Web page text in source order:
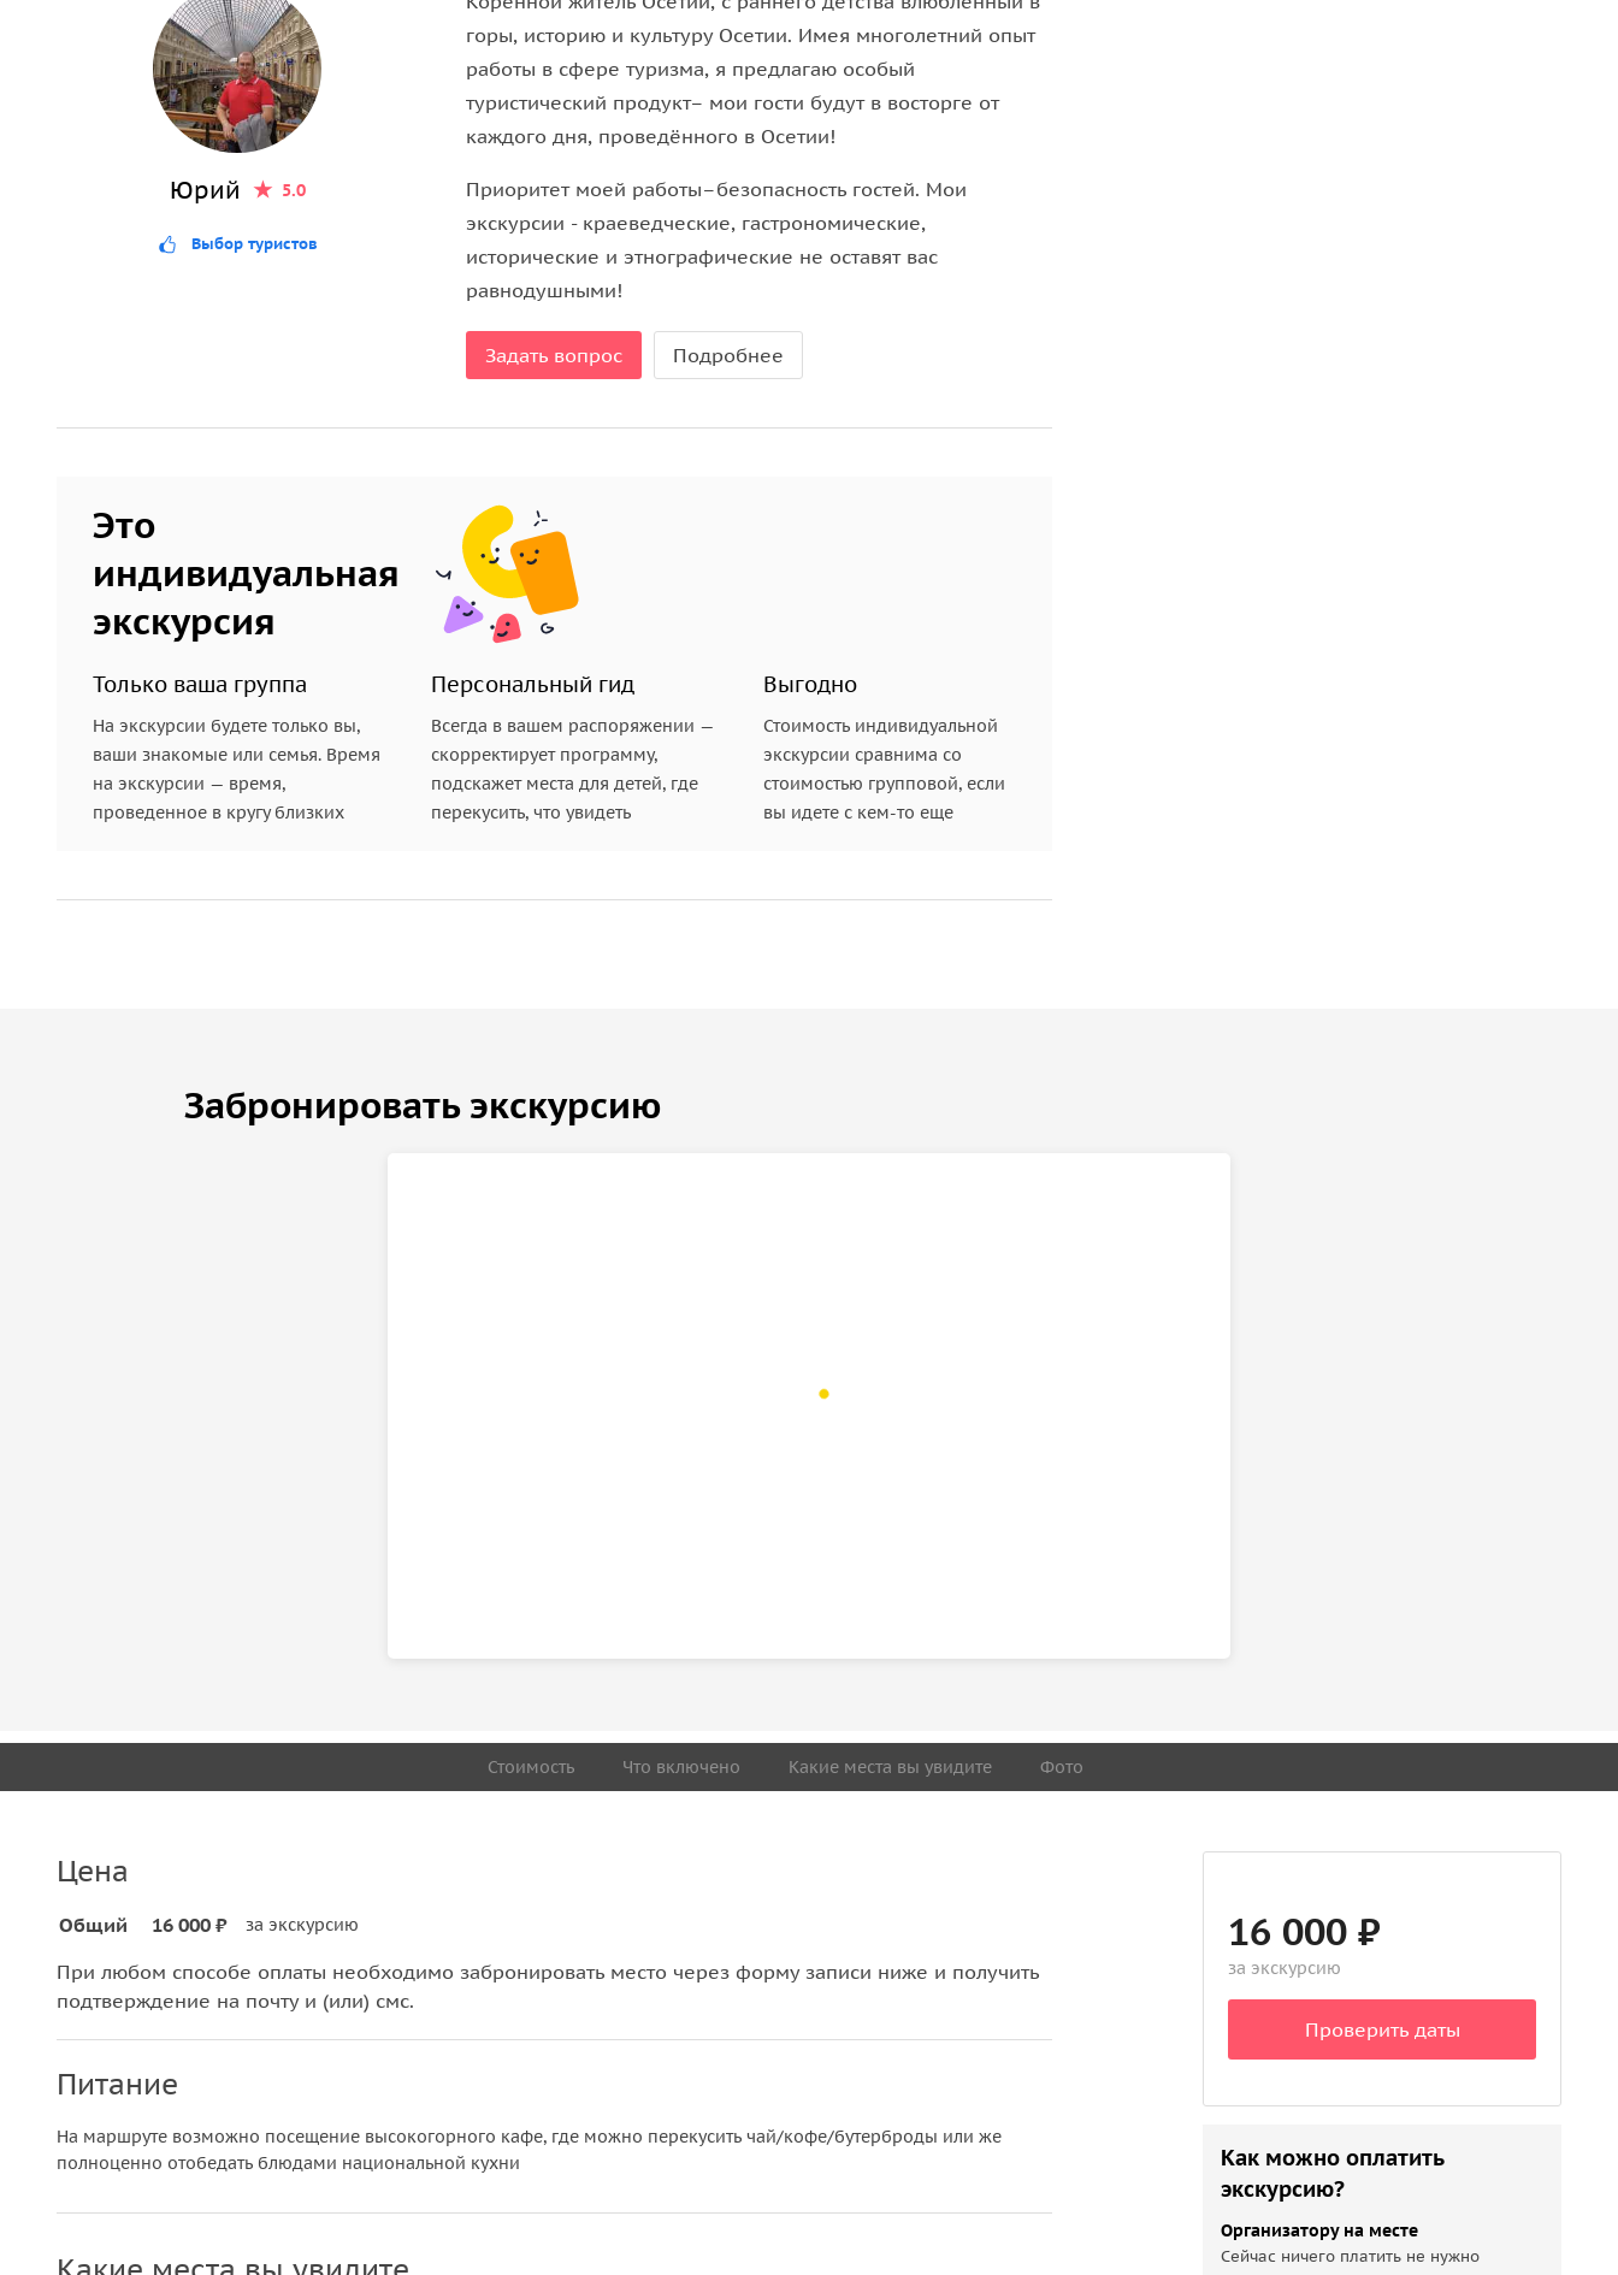
верха, гарантируют просто незабываемые впечатления и ощущения!
Данная экскурсия позволит Вам не только полюбоваться видами Осетии Поднебесной, но и увидеть
много иных достопримечательностей, включая Тропу чудес Кадаргаванского каньона, знаменитую
Дзивгисскую крепость в скале, высокогорный мужской Аланский монастырь, а также полюбоваться
Юрий 5.0
Выбор туристов
горы, историю и культуру Осетии. Имея многолетний опыт
работы в сфере туризма, я предлагаю особый
туристический продукт– мои гости будут в восторге от
каждого дня, проведённого в Осетии!
Приоритет моей работы–безопасность гостей. Мои
экскурсии - краеведческие, гастрономические,
исторические и этнографические не оставят вас
равнодушными!
Задать вопрос Подробнее
Это
индивидуальная
экскурсия
Только ваша группа
На экскурсии будете только вы,
ваши знакомые или семья. Время
на экскурсии — время,
проведенное в кругу близких
Персональный гид
Всегда в вашем распоряжении —
скорректирует программу,
подскажет места для детей, где
перекусить, что увидеть
Выгодно
Стоимость индивидуальной
экскурсии сравнима со
стоимостью групповой, если
вы идете с кем-то еще
Забронировать экскурсию
Стоимость Что включено Какие места вы увидите Фото
Цена
Общий 16 000 ₽ за экскурсию
При любом способе оплаты необходимо забронировать место через форму записи ниже и получить
подтверждение на почту и (или) смс.
Питание
На маршруте возможно посещение высокогорного кафе, где можно перекусить чай/кофе/бутерброды или же
полноценно отобедать блюдами национальной кухни
16 000 ₽
за экскурсию
Проверить даты
Как можно оплатить
экскурсию?
Организатору на месте
Сейчас ничего платить не нужно